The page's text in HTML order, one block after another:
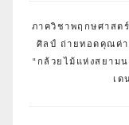
ภาควิชาพฤกษศาสต
ศิลป์ ถ่ายทอดคุณค่า
“กล้วยไม้แห่งสยาม
เด